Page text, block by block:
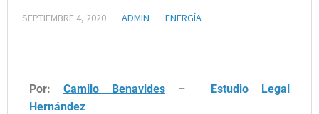
SEPTIEMBRE 4, 2020 ADMIN ENERGÍA
Por: Camilo Benavides – Estudio Legal
Hernández